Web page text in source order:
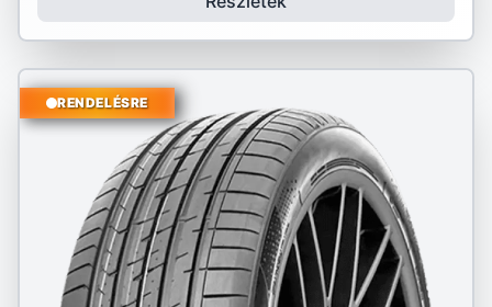
RENDELÉSRE